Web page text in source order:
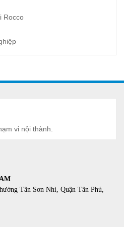
Rocco
vi nội thành.
Tân Sơn Nhì, Quận Tân Phú,